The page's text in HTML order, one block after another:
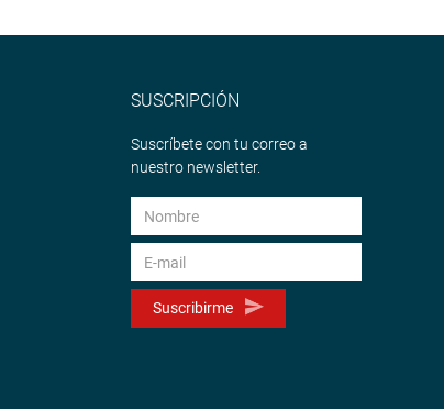
SUSCRIPCIÓN
Suscríbete con tu correo a
nuestro newsletter.
Suscribirme